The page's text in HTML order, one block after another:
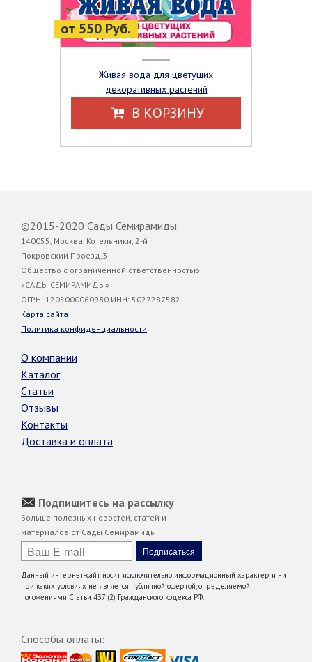
от 550 Руб.
Живая вода для цветущих
декоративных растений
В КОРЗИНУ
©2015-2020 Сады Семирамиды
140055, Москва, Котельники, 2-й
Покровский Проезд,3
Общество с ограниченной ответственностью
«САДЫ СЕМИРАМИДЫ»
ОГРН: 1205000060980 ИНН: 5027287582
Карта сайта
Политика конфиденциальности
О компании
Каталог
Статьи
Отзывы
Контакты
Доставка и оплата
Подпишитесь на рассылку
Больше полезных новостей, статей и
материалов от Сады Семирамиды
Данный интернет-сайт носит исключительно информационный характер и ни
при каких условиях не является публичной офертой, определяемой
положениями Статьи 437 (2) Гражданского кодекса РФ.
Способы оплаты: